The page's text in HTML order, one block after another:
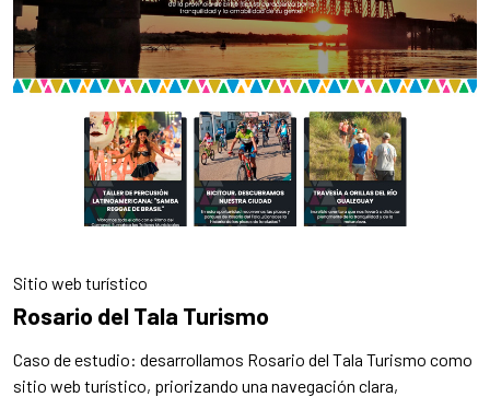
Sitio web turístico
Rosario del Tala Turismo
Caso de estudio: desarrollamos Rosario del Tala Turismo como
sitio web turístico, priorizando una navegación clara,